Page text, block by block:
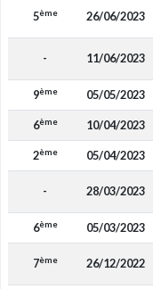
5ème 26/06/2023
- 11/06/2023
9ème 05/05/2023
6ème 10/04/2023
2ème 05/04/2023
- 28/03/2023
6ème 05/03/2023
7ème 26/12/2022